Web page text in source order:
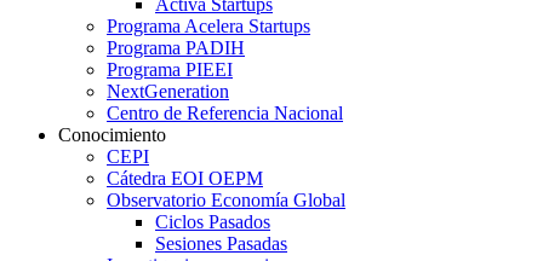
Programa Acelera Startups
Programa PADIH
Programa PIEEI
NextGeneration
Centro de Referencia Nacional
Conocimiento
CEPI
Cátedra EOI OEPM
Observatorio Economía Global
Ciclos Pasados
Sesiones Pasadas